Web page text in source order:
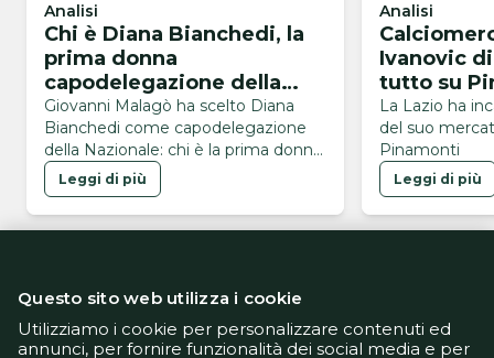
Analisi
Chi è Diana Bianchedi, la
prima donna
capodelegazione della
Nazionale
Giovanni Malagò ha scelto Diana
Bianchedi come capodelegazione
della Nazionale: chi è la prima donna
a ricoprire questo ruolo
Leggi di più
Analisi
Ivanovic
tutto su
La Lazio ha
del suo
Pinamonti
Leggi di più
Questo sito web utilizza i cookie
Utilizziamo i cookie per personalizzare contenuti ed
annunci, per fornire funzionalità dei social media e per